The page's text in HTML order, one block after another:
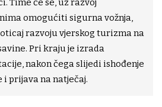
Time će se, uz razvoj
omogućiti sigurna vožnja,
razvoju vjerskog turizma na
Pri kraju je izrada
nakon čega slijedi ishođenje
prijava na natječaj.